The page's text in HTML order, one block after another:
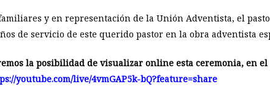
y en representación de la Unión Adventista, el
de servicio de este querido pastor en la obra adventista
la posibilidad de visualizar online esta ceremonia, en
youtube.com/live/4vmGAP5k-bQ?feature=share